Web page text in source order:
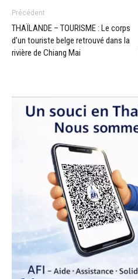
Précédent
THAÏLANDE – TOURISME : Le corps
d’un touriste belge retrouvé dans la
rivière de Chiang Mai